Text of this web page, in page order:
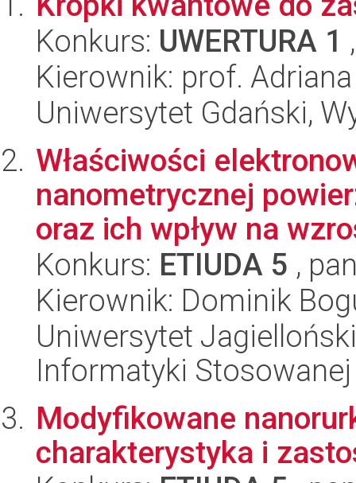
Konkurs: UWERTURA 1
Kierownik: prof.
Uniwersytet Gdański,
Właściwości
nanometrycznej
oraz ich wpływ na
Konkurs: ETIUDA 5 ,
Kierownik: Dominik
Uniwersytet
Informatyki Stosowanej
Modyfikowane
charakterystyka i